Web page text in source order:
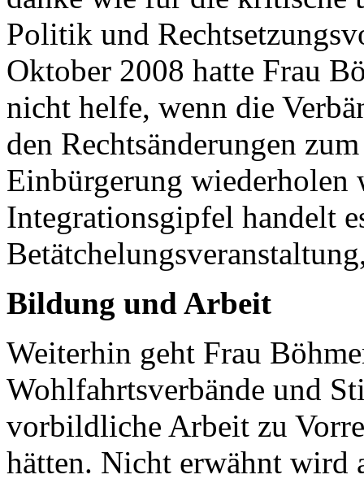
Politik und
Oktober 2008 hatte Frau
nicht helfe, wenn die
den Rechtsänderungen
Einbürgerung
Integrationsgipfel handelt
Bildung und Arbeit
Weiterhin geht Frau
Wohlfahrtsverbände und
vorbildliche Arbeit zu
hätten. Nicht erwähnt wird